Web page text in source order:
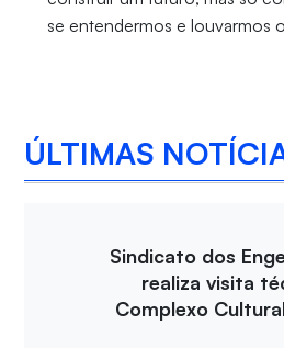
se entendermos e louvarmos
ÚLTIMAS
Sindicato dos
realiza visita
Complexo